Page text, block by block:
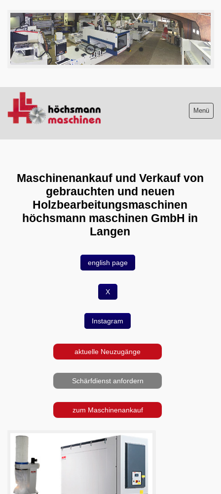
Menü
Maschinenankauf
Videos
Maschinenankauf und Verkauf von
gebrauchten und neuen
Holzbearbeitungsmaschinen
höchsmann maschinen GmbH in
Langen
english page
X
Instagram
aktuelle Neuzugänge
Schärfdienst anfordern
zum Maschinenankauf